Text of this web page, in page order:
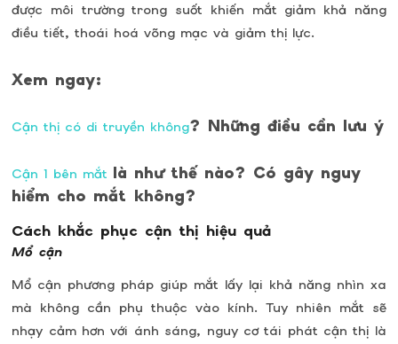
được môi trường trong suốt khiến mắt giảm khả năng
điều tiết, thoái hoá võng mạc và giảm thị lực.
Xem ngay:
Cận thị có di truyền không? Những điều cần lưu ý
Cận 1 bên mắt là như thế nào? Có gây nguy
hiểm cho mắt không?
Cách khắc phục cận thị hiệu quả
Mổ cận
Mổ cận phương pháp giúp mắt lấy lại khả năng nhìn xa
mà không cần phụ thuộc vào kính. Tuy nhiên mắt sẽ
nhạy cảm hơn với ánh sáng, nguy cơ tái phát cận thị là